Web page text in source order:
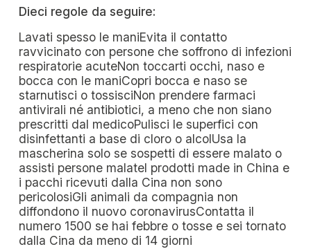
Dieci regole da seguire:
Lavati spesso le maniEvita il contatto
ravvicinato con persone che soffrono di infezioni
respiratorie acuteNon toccarti occhi, naso e
bocca con le maniCopri bocca e naso se
starnutisci o tossisciNon prendere farmaci
antivirali né antibiotici, a meno che non siano
prescritti dal medicoPulisci le superfici con
disinfettanti a base di cloro o alcolUsa la
mascherina solo se sospetti di essere malato o
assisti persone malateI prodotti made in China e
i pacchi ricevuti dalla Cina non sono
pericolosiGli animali da compagnia non
diffondono il nuovo coronavirusContatta il
numero 1500 se hai febbre o tosse e sei tornato
dalla Cina da meno di 14 giorni